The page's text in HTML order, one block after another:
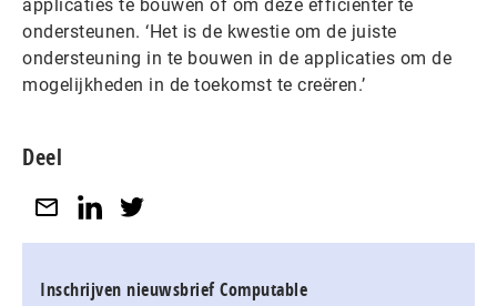
applicaties te bouwen of om deze efficiënter te
ondersteunen. ‘Het is de kwestie om de juiste
ondersteuning in te bouwen in de applicaties om de
mogelijkheden in de toekomst te creëren.’
Deel
Inschrijven nieuwsbrief Computable